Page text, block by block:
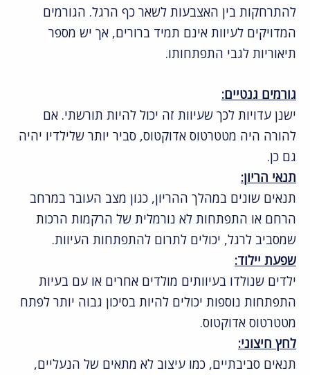
להתרחקות בין האצבעות לשאר כף הרגל. הגורמים
המדויקים לעיוות אינם תמיד ברורים, אך יש מספר
תיאוריות לגבי התפתחותו.
גורמים גנטיים:
ישנן עדויות לכך שעיוות זה יכול להיות תורשתי. אם
להורה היה מטטרטוס אדוקטוס, סביר יותר שלילדיו יהיה
גם כן.
תנאי הריון:
תנאים שונים במהלך ההריון, כגון מצב העובר במרחב
הרחם או התפתחות לא נורמלית של הרקמות הרכות
שמסביב לרגל, יכולים לתרום להתפתחות העיוות.
שפעת יילוד:
ילדים שנולדו בעיוותים מולדים אחרים או עם בעיות
התפתחות נוספות יכולים להיות בסיכון גבוה יותר לפתח
מטטרטוס אדוקטוס.
לחץ חיצוני:
תנאים סביבתיים, כמו עיצוב לא מתאים של הנעליים,